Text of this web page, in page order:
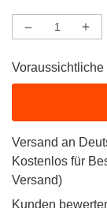
Preis
Menge
Menge
verringern
ProductDrop
Versand an
Kostenlos für
Versand)
Kunden